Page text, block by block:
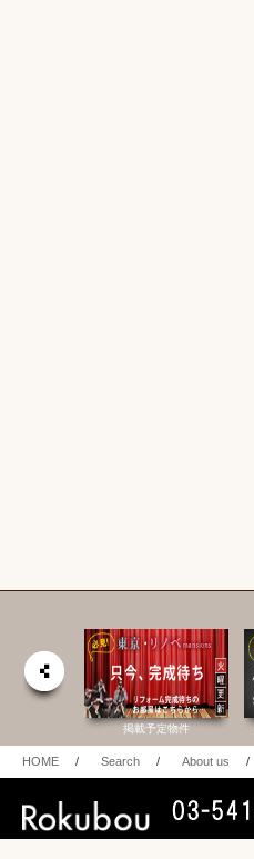
掲載予定物件
HOME / Search / About us /